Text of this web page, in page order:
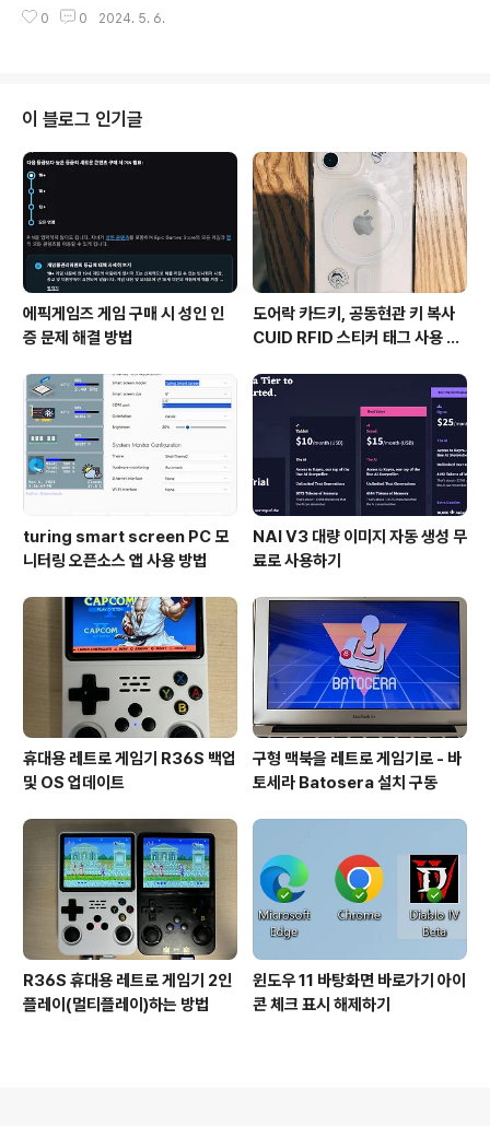
준다. 참고:https://hacs.xyz/docs/setup/downloa
vices - Interations - ADD Integeration HACS 클
릭, 체크 박스 선택 후 SUBMIT 링크를 눌러 github로
로그인한다. HSCS가 왼쪽 메뉴에 추가된다. 커스텀 컴
포넌트를 설치하거나프론트엔드를 ..
0 0 2024. 5. 6.
이 블로그 인기글
에픽게임즈 게임 구매 시 성인 인
증 문제 해결 방법
도어락 카드키, 공동현관 키 복사
CUID RFID 스티커 태그 사용 방
turing smart screen PC 모
니터링 오픈소스 앱 사용 방법
NAI V3 대량 이미지 자동 생성 무
료로 사용하기
휴대용 레트로 게임기 R36S 백업
및 OS 업데이트
구형 맥북을 레트로 게임기로 - 바
토세라 Batosera 설치 구동
R36S 휴대용 레트로 게임기 2인
플레이(멀티플레이)하는 방법
윈도우 11 바탕화면 바로가기 아이
콘 체크 표시 해제하기